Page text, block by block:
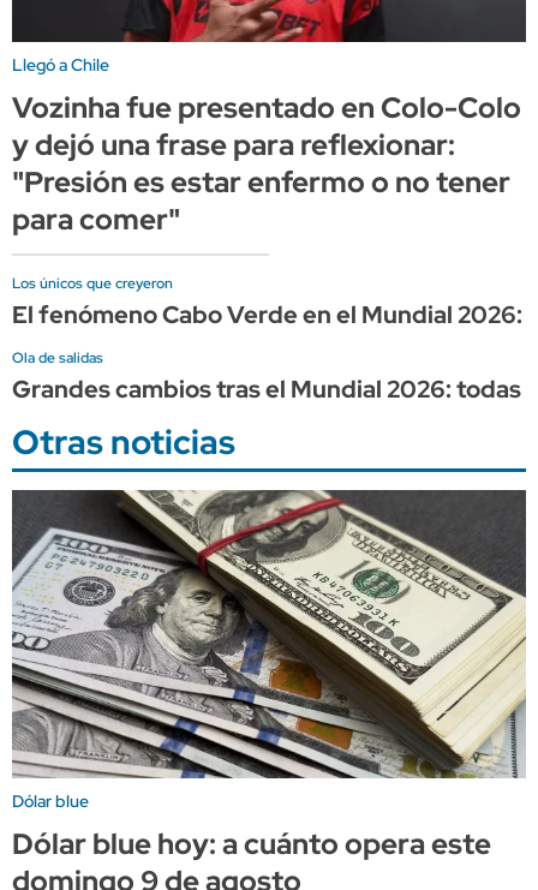
Llegó a Chile
Vozinha fue presentado en Colo-Colo
y dejó una frase para reflexionar:
"Presión es estar enfermo o no tener
para comer"
Los únicos que creyeron
El fenómeno Cabo Verde en el Mundial
Ola de salidas
Grandes cambios tras el Mundial 2026: todas
Otras noticias
Dólar blue
Dólar blue hoy: a cuánto opera este
domingo 9 de agosto